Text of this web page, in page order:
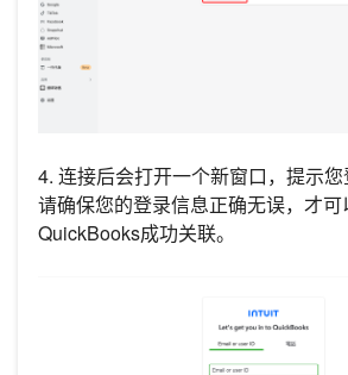
4. 连接后会打开一个新窗口，提示您
请确保您的登录信息正确无误，才可
QuickBooks成功关联。